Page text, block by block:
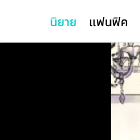
นิยาย แฟนฟิค